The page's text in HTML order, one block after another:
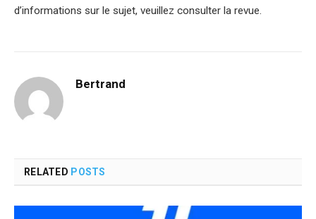
d’informations sur le sujet, veuillez consulter la revue.
Bertrand
RELATED POSTS